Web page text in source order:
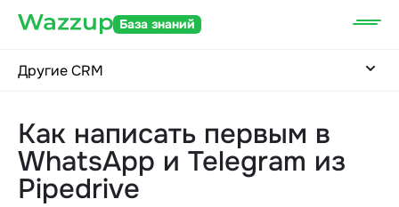
База знаний
Другие CRM
Как написать первым в
WhatsApp и Telegram из
Pipedrive